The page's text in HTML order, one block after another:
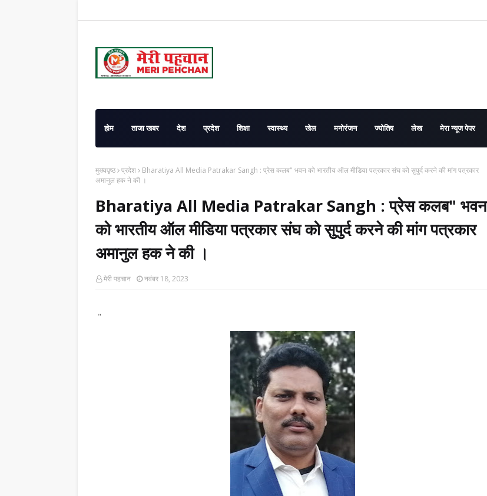
होम ताजा खबर देश प्रदेश शिक्षा स्वास्थ्य खेल मनोरंजन ज्योतिष लेख मेरा न्यूज पेपर
मुख्यपृष्ठ प्रदेश
Bharatiya All Media Patrakar Sangh : प्रेस कलब" भवन को भारतीय ऑल मीडिया पत्रकार संघ को सुपुर्द करने की मांग पत्रकार
अमानुल हक ने की ।
Bharatiya All Media Patrakar Sangh : प्रेस कलब" भवन
को भारतीय ऑल मीडिया पत्रकार संघ को सुपुर्द करने की मांग पत्रकार
अमानुल हक ने की ।
मेरी पहचान नवंबर 18, 2023
"